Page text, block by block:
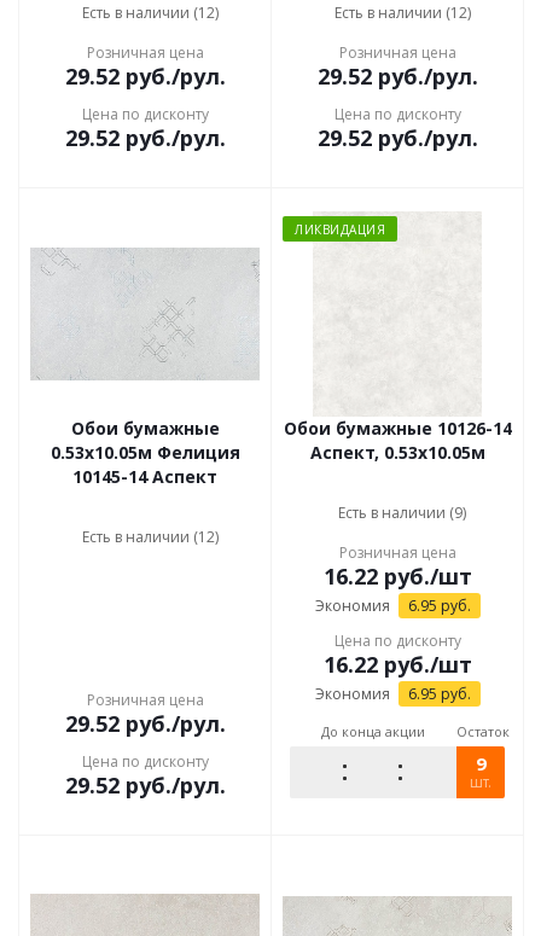
Есть в наличии (12)
Розничная цена
29.52руб./рул.
Цена по дисконту
29.52руб./рул.
Есть в наличии (12)
Розничная цена
29.52руб./рул.
Цена по дисконту
29.52руб./рул.
Обои бумажные
0.53х10.05м Фелиция
10145-14 Аспект
Есть в наличии (12)
Розничная цена
29.52руб./рул.
Цена по дисконту
29.52руб./рул.
ЛИКВИДАЦИЯ
Обои бумажные 10126-14
Аспект, 0.53x10.05м
Есть в наличии (9)
Розничная цена
16.22руб./шт
Экономия 6.95 руб.
Цена по дисконту
16.22руб./шт
Экономия 6.95 руб.
До конца акции Остаток
9
шт.